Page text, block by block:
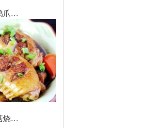
爪…
烧…